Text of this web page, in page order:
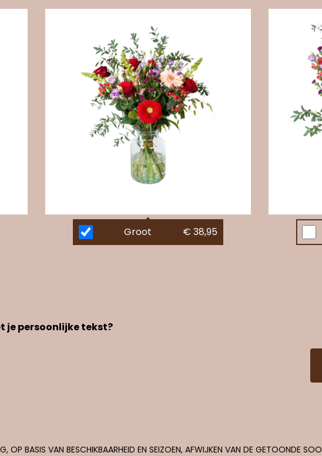
Groot € 38,95
je persoonlijke tekst?
OP BASIS VAN BESCHIKBAARHEID EN SEIZOEN, AFWIJKEN VAN DE GETOONDE